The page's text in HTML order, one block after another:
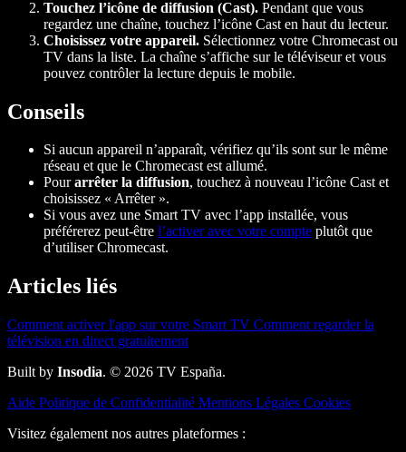
Touchez l’icône de diffusion (Cast). Pendant que vous
regardez une chaîne, touchez l’icône Cast en haut du lecteur.
Choisissez votre appareil. Sélectionnez votre Chromecast ou
TV dans la liste. La chaîne s’affiche sur le téléviseur et vous
pouvez contrôler la lecture depuis le mobile.
Conseils
Si aucun appareil n’apparaît, vérifiez qu’ils sont sur le même
réseau et que le Chromecast est allumé.
Pourarrêter la diffusion, touchez à nouveau l’icône Cast et
choisissez « Arrêter ».
Si vous avez une Smart TV avec l’app installée, vous
préférerez peut-être l’activer avec votre compte plutôt que
d’utiliser Chromecast.
Articles liés
Comment activer l'app sur votre Smart TV Comment regarder la
télévision en direct gratuitement
Built by Insodia. © 2026 TV España.
Aide Politique de Confidentialité Mentions Légales Cookies
Visitez également nos autres plateformes :